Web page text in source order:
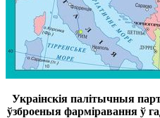
Украінскія палітычныя
ўзброеныя фарміравання ў